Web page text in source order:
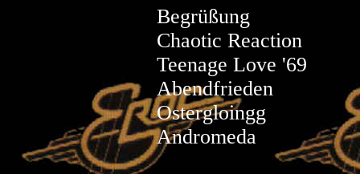
Chaotic
Teenage